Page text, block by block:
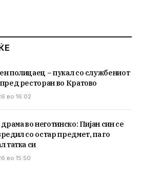
полицаец – пукал со службениот
ресторан во Кратово
во 16:02
во неготинско: Пијан син се
со остар предмет, па го
татка си
во 15:50